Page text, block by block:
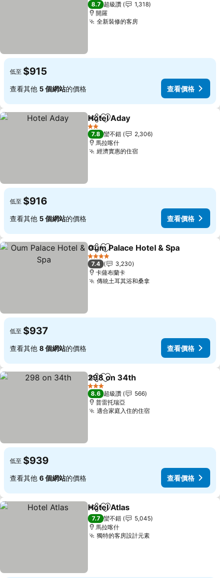
8.7 超級讚
1,318
開羅
全新裝修的客房查看價格
低至 $915
查看其他 5 個網站的價格 查看價格
分享 加入我的最愛
Hotel Aday
2 星級
7.8 蠻不錯
2,306
馬拉喀什
經濟實惠的住宿查看價格
低至 $916
查看其他 5 個網站的價格 查看價格
分享 加入我的最愛
Oum Palace Hotel & Spa
4 星級
7.4
3,230
卡薩布蘭卡
傳統土耳其浴和桑拿查看價格
低至 $937
查看其他 8 個網站的價格 查看價格
分享 加入我的最愛
298 on 34th
3 星級
8.6 超級讚
566
普雷托瑞亞
適合家庭入住的住宿查看價格
低至 $939
查看其他 6 個網站的價格 查看價格
分享 加入我的最愛
Hotel Atlas
7.7 蠻不錯
5,045
馬拉喀什
獨特的客房設計元素查看價格